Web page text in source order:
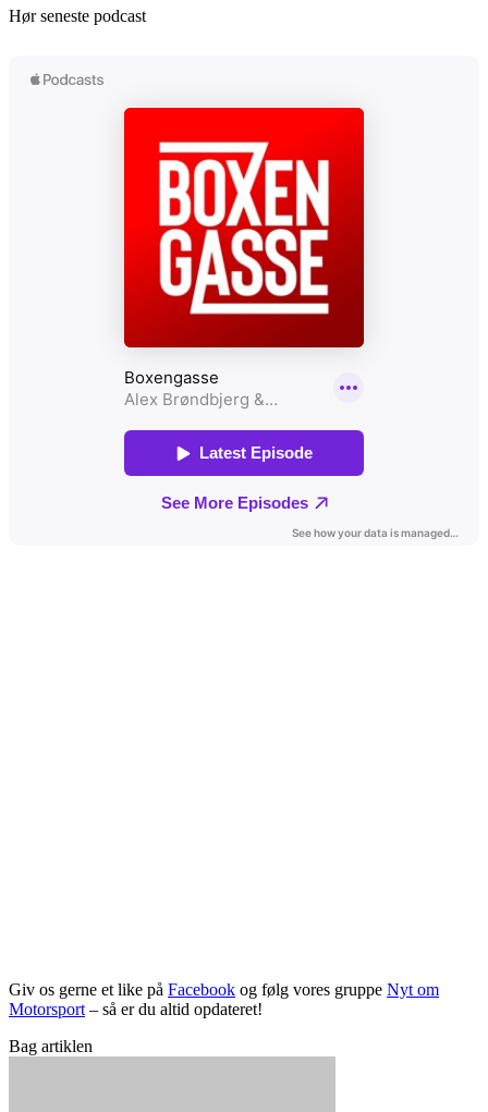
Hør seneste podcast
Giv os gerne et like på Facebook og følg vores gruppe Nyt om
Motorsport – så er du altid opdateret!
Bag artiklen